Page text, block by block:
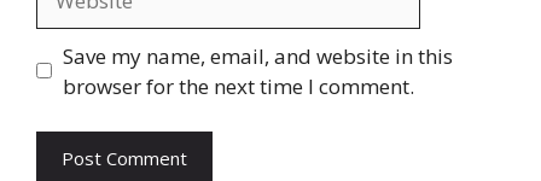
Save my name, email, and website in this
browser for the next time I comment.